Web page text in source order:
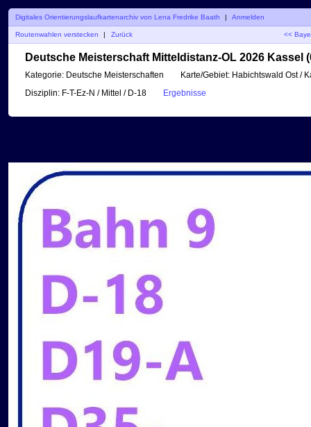
Digitales Orientierungslaufkartenarchiv von Lena Fredrike Baath | Anmelden
Routenwahlen verstecken Zurück <<
Deutsche Meisterschaft Mitteldistanz-OL 2026 Kassel
Kategorie: Deutsche Meisterschaften Karte/Gebiet: Habichtswald Ost /
Disziplin: F-T-Ez-N / Mittel / D-18 Ergebnisse